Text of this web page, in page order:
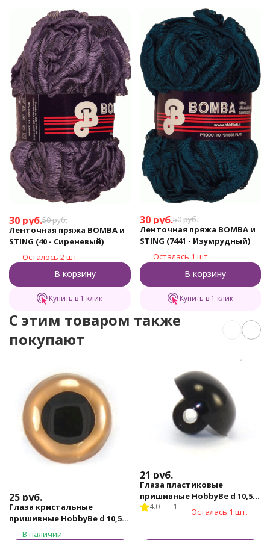
30 руб.50руб.
Ленточная пряжа BOMBA и
STING (40 - Сиреневый)
Осталось 2 шт.
В корзину
Купить в 1 клик
30 руб.50руб.
Ленточная пряжа BOMBA и
STING (7441 - Изумрудный)
Осталась 1 шт.
В корзину
Купить в 1 клик
C этим товаром также
покупают
25 руб.
Глаза кристальные
пришивные HobbyBe d 10,5
мм (CRP-10-5 - бежевый)
В наличии
21 руб.
Глаза пластиковые
пришивные HobbyBe d 10,5
мм (SOP-10-5 - черный)
4.0 1 Осталась 1 шт.